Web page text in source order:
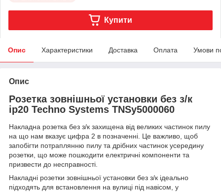
Купити
Опис Характеристики Доставка Оплата Умови
Опис
Розетка зовнішньої установки без з/к
ip20 Techno Systems TNSy5000060
Накладна розетка без з/к захищена від великих частинок пилу
на що нам вказує цифра 2 в позначенні. Це важливо, щоб
запобігти потраплянню пилу та дрібних частинок усередину
розетки, що може пошкодити електричні компоненти та
призвести до несправності.
Накладні розетки зовнішньої установки без з/к ідеально
підходять для встановлення на вулиці під навісом, у